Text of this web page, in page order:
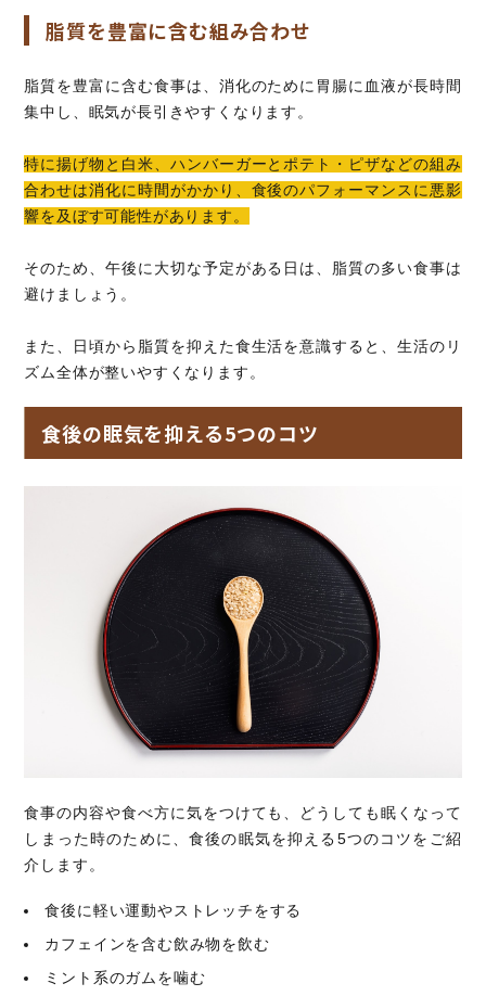
脂質を豊富に含む組み合わせ
脂質を豊富に含む食事は、消化のために胃腸に血液が長時間
集中し、眠気が長引きやすくなります。
特に揚げ物と白米、ハンバーガーとポテト・ピザなどの組み
合わせは消化に時間がかかり、食後のパフォーマンスに悪影
響を及ぼす可能性があります。
そのため、午後に大切な予定がある日は、脂質の多い食事は
避けましょう。
また、日頃から脂質を抑えた食生活を意識すると、生活のリ
ズム全体が整いやすくなります。
食後の眠気を抑える5つのコツ
食事の内容や食べ方に気をつけても、どうしても眠くなって
しまった時のために、食後の眠気を抑える5つのコツをご紹
介します。
食後に軽い運動やストレッチをする
カフェインを含む飲み物を飲む
ミント系のガムを噛む